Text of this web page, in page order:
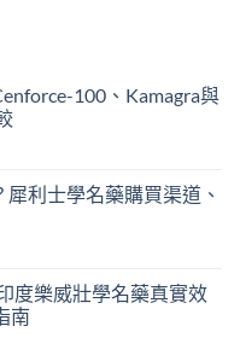
100、Kamagra與
犀利士學名藥購買渠道、
度樂威壯學名藥真實效
南